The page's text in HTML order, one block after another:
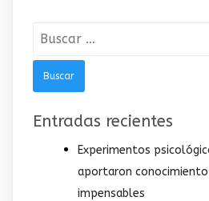
Buscar:
Entradas recientes
Experimentos
aportaron
impensables